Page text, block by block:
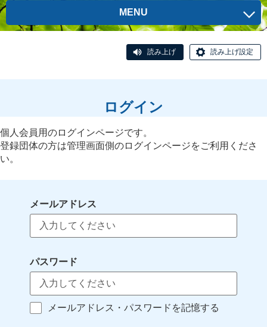
MENU
読み上げ 読み上げ設定
ログイン
個人会員用のログインページです。
登録団体の方は管理画面側のログインページをご利用くださ
い。
メールアドレス
パスワード
メールアドレス・パスワードを記憶する